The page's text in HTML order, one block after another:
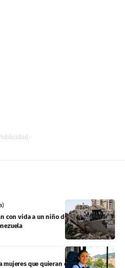
-
con vida a un niño de 3 años tras casi
mujeres que quieran conducir